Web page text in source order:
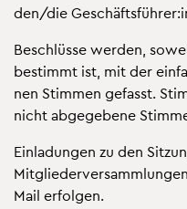
den/die
Be­schlüs­se wer­den,
be­stimmt ist, mit der
nen Stim­men ge­fasst.
nicht ab­ge­ge­be­ne
Ein­la­dun­gen zu den
Mail er­fol­gen.